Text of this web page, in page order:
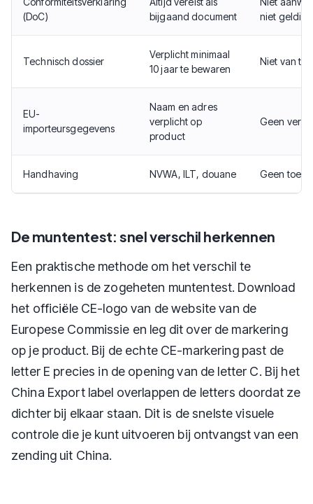
(DoC)
bijgaand document
niet geldig
Technisch dossier
Verplicht minimaal
10 jaar te bewaren
Niet van
EU-
importeursgegevens
Naam en adres
verplicht op
product
Geen
Handhaving NVWA, ILT, douane Geen
De muntentest: snel verschil herkennen
Een praktische methode om het verschil te
herkennen is de zogeheten muntentest. Download
het officiële CE-logo van de website van de
Europese Commissie en leg dit over de markering
op je product. Bij de echte CE-markering past de
letter E precies in de opening van de letter C. Bij het
China Export label overlappen de letters doordat ze
dichter bij elkaar staan. Dit is de snelste visuele
controle die je kunt uitvoeren bij ontvangst van een
zending uit China.